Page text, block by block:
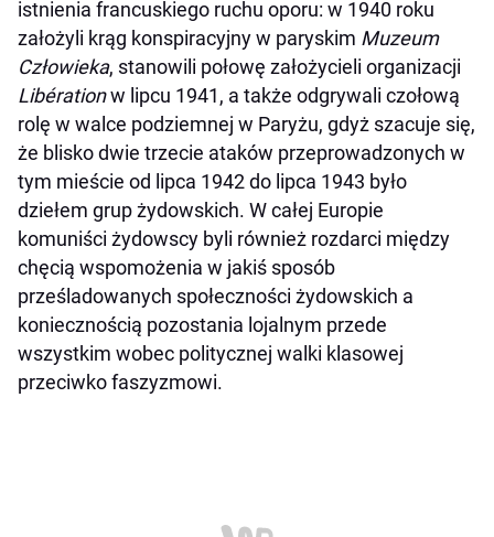
istnienia francuskiego ruchu oporu: w 1940 roku
założyli krąg konspiracyjny w paryskim Muzeum
Człowieka, stanowili połowę założycieli organizacji
Libérationw lipcu 1941, a także odgrywali czołową
rolę w walce podziemnej w Paryżu, gdyż szacuje się,
że blisko dwie trzecie ataków przeprowadzonych w
tym mieście od lipca 1942 do lipca 1943 było
dziełem grup żydowskich. W całej Europie
komuniści żydowscy byli również rozdarci między
chęcią wspomożenia w jakiś sposób
prześladowanych społeczności żydowskich a
koniecznością pozostania lojalnym przede
wszystkim wobec politycznej walki klasowej
przeciwko faszyzmowi.